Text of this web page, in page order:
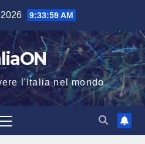
9:33:59 AM
l'Italia nel mondo